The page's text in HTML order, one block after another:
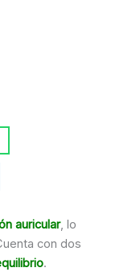
auricular, lo
con dos
.